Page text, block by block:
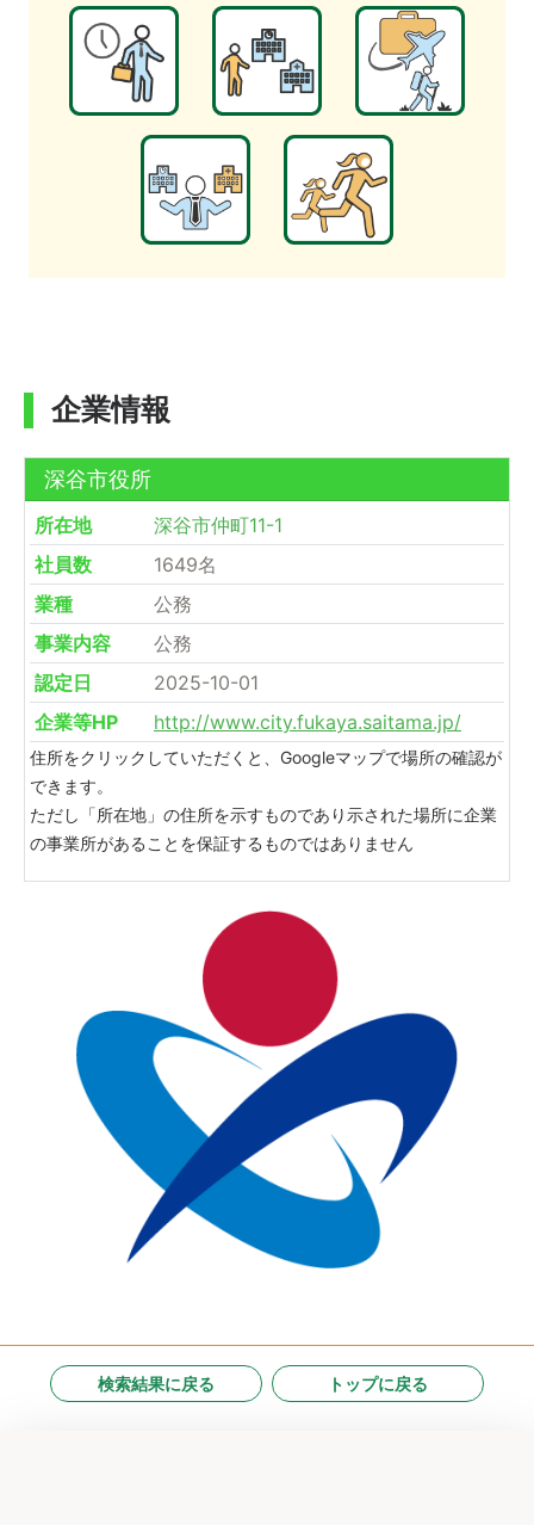
企業情報
深谷市役所
所在地
深谷市仲町11-1
社員数
1649名
業種
公務
事業内容
公務
認定日
2025-10-01
企業等HP
http://www.city.fukaya.saitama.jp/
住所をクリックしていただくと、Googleマップで場所の確認が
できます。
ただし「所在地」の住所を示すものであり示された場所に企業
の事業所があることを保証するものではありません
検索結果に戻る トップに戻る